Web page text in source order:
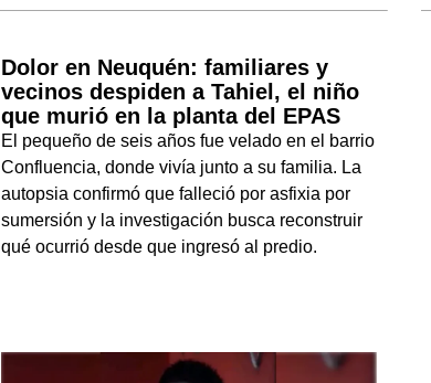
Dolor en Neuquén: familiares y
vecinos despiden a Tahiel, el niño
que murió en la planta del EPAS
El pequeño de seis años fue velado en el barrio
Confluencia, donde vivía junto a su familia. La
autopsia confirmó que falleció por asfixia por
sumersión y la investigación busca reconstruir
qué ocurrió desde que ingresó al predio.